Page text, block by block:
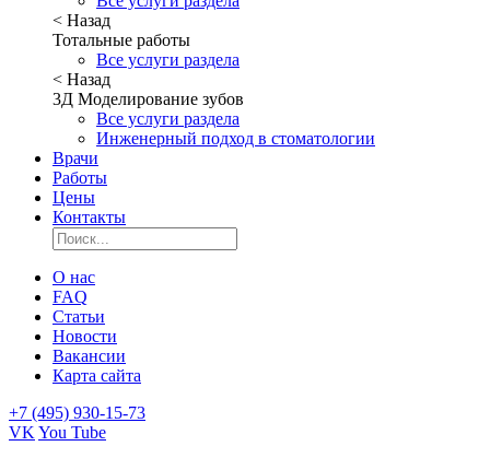
< Назад
Тотальные работы
Все услуги раздела
< Назад
3Д Моделирование зубов
Все услуги раздела
Инженерный подход в стоматологии
Врачи
Работы
Цены
Контакты
О нас
FAQ
Статьи
Новости
Вакансии
Карта сайта
+7 (495) 930-15-73
VK You Tube